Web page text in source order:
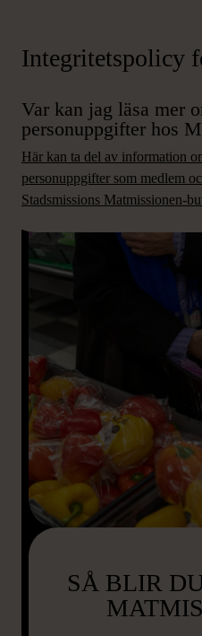
Integritetspolicy
Var kan jag läsa mer
personuppgifter hos
Här kan ta del av information
personuppgifter som medlem
Stadsmissions Matmissionen-
SÅ BLIR